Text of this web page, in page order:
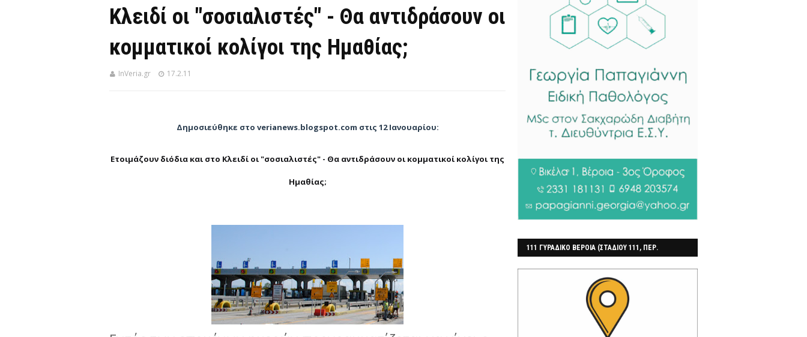
Κλειδί οι "σοσιαλιστές" - Θα αντιδράσουν οι
κομματικοί κολίγοι της Ημαθίας;
InVeria.gr 17.2.11
Δημοσιεύθηκε στο verianews.blogspot.com στις 12 Ιανουαρίου:
Ετοιμάζουν διόδια και στο Κλειδί οι "σοσιαλιστές" - Θα αντιδράσουν οι κομματικοί κολίγοι της
Ημαθίας;
111 ΓΥΡΑΔΙΚΟ ΒΕΡΟΙΑ (ΣΤΑΔΙΟΥ 111, ΠΕΡ.